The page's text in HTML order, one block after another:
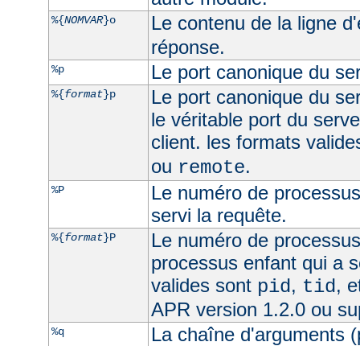
%{NOMVAR}o
Le contenu de la ligne
réponse.
%p Le port canonique du
%{format}p
Le port canonique du
le véritable port du
client. les formats
ou remote.
%P
Le numéro de
servi la requête.
%{format}P
Le numéro de
processus enfant qui a
valides sont pid, tid,
APR version 1.2.0 ou
%q
La chaîne d'arguments